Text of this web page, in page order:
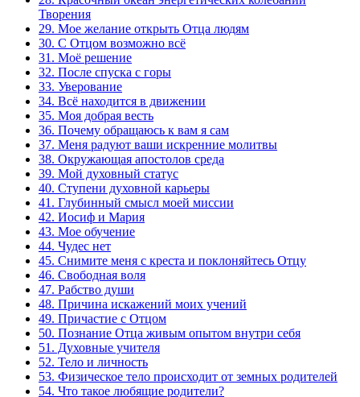
Творения
29. Мое желание открыть Отца людям
30. С Отцом возможно всё
31. Моё решение
32. После спуска с горы
33. Уверование
34. Всё находится в движении
35. Моя добрая весть
36. Почему обращаюсь к вам я сам
37. Меня радуют ваши искренние молитвы
38. Окружающая апостолов среда
39. Мой духовный статус
40. Ступени духовной карьеры
41. Глубинный смысл моей миссии
42. Иосиф и Мария
43. Мое обучение
44. Чудес нет
45. Снимите меня с креста и поклоняйтесь Отцу
46. Свободная воля
47. Рабство души
48. Причина искажений моих учений
49. Причастие с Отцом
50. Познание Отца живым опытом внутри себя
51. Духовные учителя
52. Тело и личность
53. Физическое тело происходит от земных родителей
54. Что такое любящие родители?